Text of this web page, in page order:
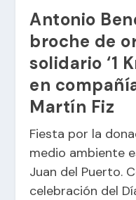
Antonio
broche de
solidario ‘1
en
Martín Fiz
Fiesta por la
medio ambiente
Juan del Puerto.
celebración del